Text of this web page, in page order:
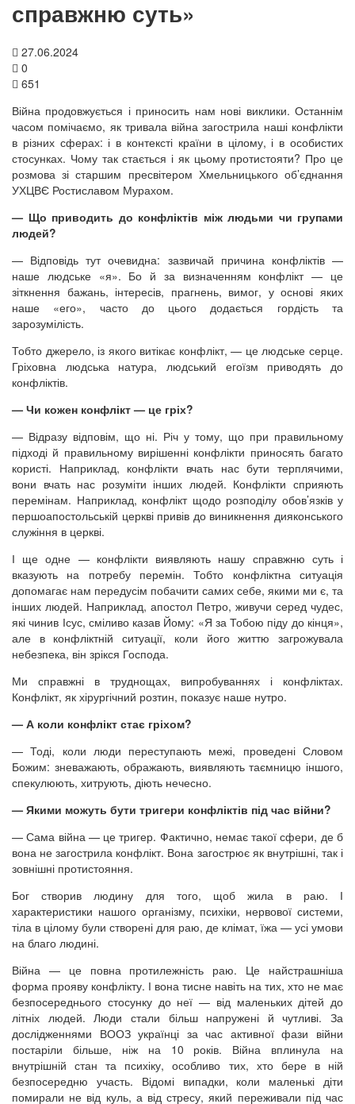
справжню суть»
27.06.2024
0
651
Війна продовжується і приносить нам нові виклики. Останнім
часом помічаємо, як тривала війна загострила наші конфлікти
в різних сферах: і в контексті країни в цілому, і в особистих
стосунках. Чому так стається і як цьому протистояти? Про це
розмова зі старшим пресвітером Хмельницького об’єднання
УХЦВЄ Ростиславом Мурахом.
— Що приводить до конфліктів між людьми чи групами
людей?
— Відповідь тут очевидна: зазвичай причина конфліктів —
наше людське «я». Бо й за визначенням конфлікт — це
зіткнення бажань, інтересів, прагнень, вимог, у основі яких
наше «его», часто до цього додається гордість та
зарозумілість.
Тобто джерело, із якого витікає конфлікт, — це людське серце.
Гріховна людська натура, людський егоїзм приводять до
конфліктів.
— Чи кожен конфлікт — це гріх?
— Відразу відповім, що ні. Річ у тому, що при правильному
підході й правильному вирішенні конфлікти приносять багато
користі. Наприклад, конфлікти вчать нас бути терплячими,
вони вчать нас розуміти інших людей. Конфлікти сприяють
перемінам. Наприклад, конфлікт щодо розподілу обов’язків у
першоапостольській церкві привів до виникнення дияконського
служіння в церкві.
І ще одне — конфлікти виявляють нашу справжню суть і
вказують на потребу перемін. Тобто конфліктна ситуація
допомагає нам передусім побачити самих себе, якими ми є, та
інших людей. Наприклад, апостол Петро, живучи серед чудес,
які чинив Ісус, сміливо казав Йому: «Я за Тобою піду до кінця»,
але в конфліктній ситуації, коли його життю загрожувала
небезпека, він зрікся Господа.
Ми справжні в труднощах, випробуваннях і конфліктах.
Конфлікт, як хірургічний розтин, показує наше нутро.
— А коли конфлікт стає гріхом?
— Тоді, коли люди переступають межі, проведені Словом
Божим: зневажають, ображають, виявляють таємницю іншого,
спекулюють, хитрують, діють нечесно.
— Якими можуть бути тригери конфліктів під час війни?
— Сама війна — це тригер. Фактично, немає такої сфери, де б
вона не загострила конфлікт. Вона загострює як внутрішні, так і
зовнішні протистояння.
Бог створив людину для того, щоб жила в раю. І
характеристики нашого організму, психіки, нервової системи,
тіла в цілому були створені для раю, де клімат, їжа — усі умови
на благо людині.
Війна — це повна протилежність раю. Це найстрашніша
форма прояву конфлікту. І вона тисне навіть на тих, хто не має
безпосереднього стосунку до неї — від маленьких дітей до
літніх людей. Люди стали більш напружені й чутливі. За
дослідженнями ВООЗ українці за час активної фази війни
постаріли більше, ніж на 10 років. Війна вплинула на
внутрішній стан та психіку, особливо тих, хто бере в ній
безпосередню участь. Відомі випадки, коли маленькі діти
помирали не від куль, а від стресу, який переживали під час